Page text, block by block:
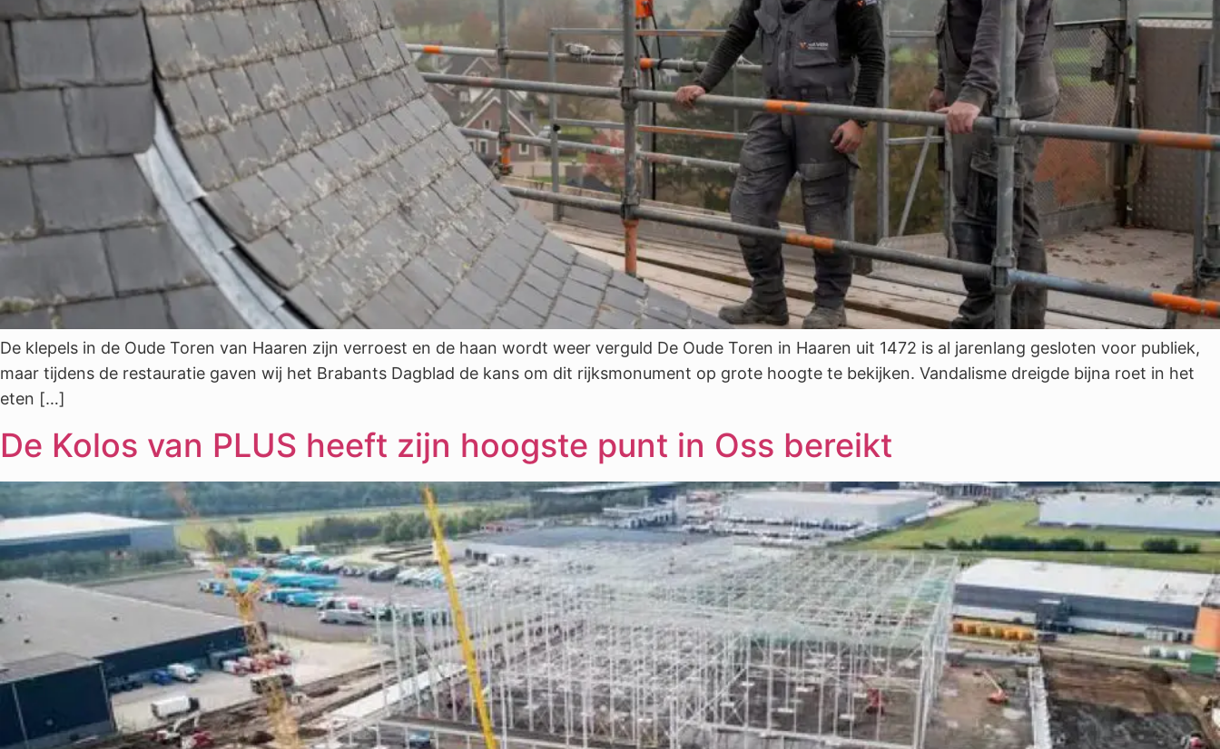
De klepels in de Oude Toren van Haaren zijn verroest en de haan wordt weer verguld De Oude Toren in Haaren uit 1472 is al jarenlang gesloten voor publiek,
maar tijdens de restauratie gaven wij het Brabants Dagblad de kans om dit rijksmonument op grote hoogte te bekijken. Vandalisme dreigde bijna roet in het
eten […]
De Kolos van PLUS heeft zijn hoogste punt in Oss bereikt